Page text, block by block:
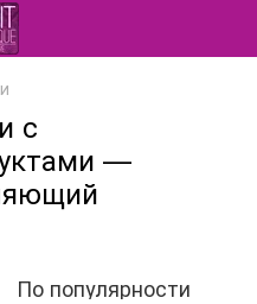
с
—
По популярности